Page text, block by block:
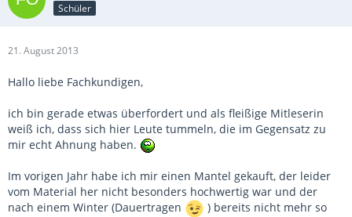
Schüler
21. August 2013
Hallo liebe Fachkundigen,
ich bin gerade etwas überfordert und als fleißige Mitleserin
weiß ich, dass sich hier Leute tummeln, die im Gegensatz zu
mir echt Ahnung haben.
Im vorigen Jahr habe ich mir einen Mantel gekauft, der leider
vom Material her nicht besonders hochwertig war und der
nach einem Winter (Dauertragen
) bereits nicht mehr so